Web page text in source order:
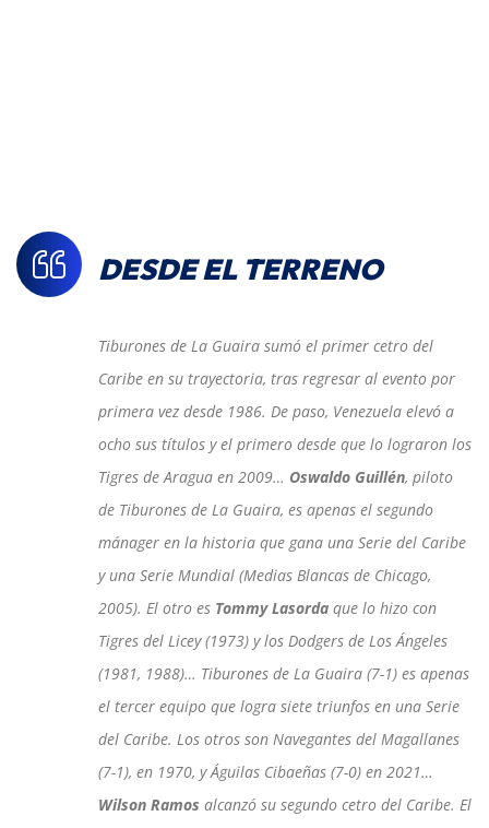
DESDE EL TERRENO
Tiburones de La Guaira sumó el primer cetro del
Caribe en su trayectoria, tras regresar al evento por
primera vez desde 1986. De paso, Venezuela elevó a
ocho sus títulos y el primero desde que lo lograron los
Tigres de Aragua en 2009… Oswaldo Guillén, piloto
de Tiburones de La Guaira, es apenas el segundo
mánager en la historia que gana una Serie del Caribe
y una Serie Mundial (Medias Blancas de Chicago,
2005). El otro es Tommy Lasorda que lo hizo con
Tigres del Licey (1973) y los Dodgers de Los Ángeles
(1981, 1988)… Tiburones de La Guaira (7-1) es apenas
el tercer equipo que logra siete triunfos en una Serie
del Caribe. Los otros son Navegantes del Magallanes
(7-1), en 1970, y Águilas Cibaeñas (7-0) en 2021…
Wilson Ramos alcanzó su segundo cetro del Caribe. El